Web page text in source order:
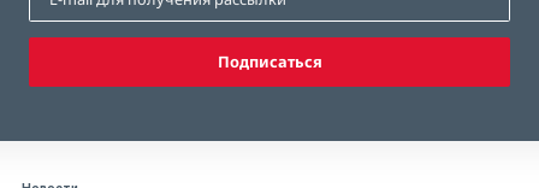
Подписаться